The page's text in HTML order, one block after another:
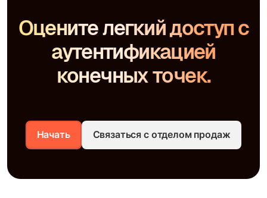
Оцените легкий доступ с
аутентификацией
конечных точек.
Начать Связаться с отделом продаж